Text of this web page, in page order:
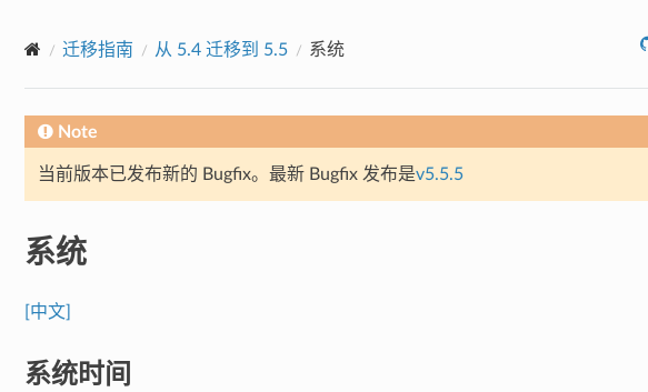
迁移指南 从 5.4 迁移到 5.5 系统
Note
当前版本已发布新的 Bugfix。最新 Bugfix 发布是v5.5.5
系统
[中文]
系统时间